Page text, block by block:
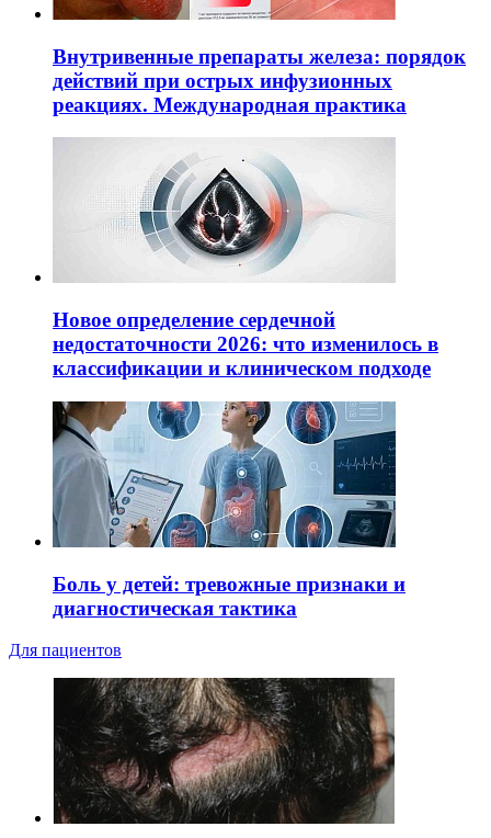
Внутривенные препараты железа: порядок
действий при острых инфузионных
реакциях. Международная практика
Новое определение сердечной
недостаточности 2026: что изменилось в
классификации и клиническом подходе
Боль у детей: тревожные признаки и
диагностическая тактика
Для пациентов